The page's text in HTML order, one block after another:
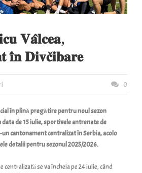
𝐕𝐚̂𝐥𝐜𝐞𝐚,
𝐢̂𝐧 𝐃𝐢𝐯𝐜̌𝐢𝐛𝐚𝐫𝐞
0
în plină pregătire pentru noul sezon
de 15 iulie, sportivele antrenate de
un cantonament centralizat în Serbia, acolo
detalii pentru sezonul 2025/2026.
centralizată se va încheia pe 24 iulie, când